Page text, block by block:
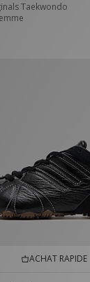
Taekwondo
ACHAT RAPIDE